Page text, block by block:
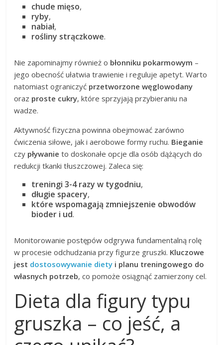
chude mięso,
ryby,
nabiał,
rośliny strączkowe.
Nie zapominajmy również o błonniku pokarmowym –
jego obecność ułatwia trawienie i reguluje apetyt. Warto
natomiast ograniczyć przetworzone węglowodany
oraz proste cukry, które sprzyjają przybieraniu na
wadze.
Aktywność fizyczna powinna obejmować zarówno
ćwiczenia siłowe, jak i aerobowe formy ruchu. Bieganie
czy pływanie to doskonałe opcje dla osób dążących do
redukcji tkanki tłuszczowej. Zaleca się:
treningi 3-4 razy w tygodniu,
długie spacery,
które wspomagają zmniejszenie obwodów
bioder i ud.
Monitorowanie postępów odgrywa fundamentalną rolę
w procesie odchudzania przy figurze gruszki. Kluczowe
jest dostosowywanie diety i planu treningowego do
własnych potrzeb, co pomoże osiągnąć zamierzony cel.
Dieta dla figury typu
gruszka – co jeść, a